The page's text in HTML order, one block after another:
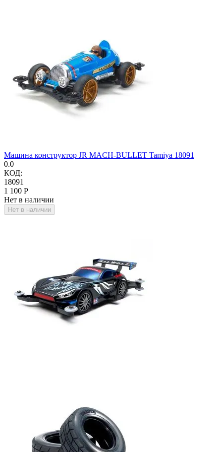
Машина конструктор JR MACH-BULLET Tamiya 18091
0.0
КОД:
18091
1 100 Р
Нет в наличии
Нет в наличии